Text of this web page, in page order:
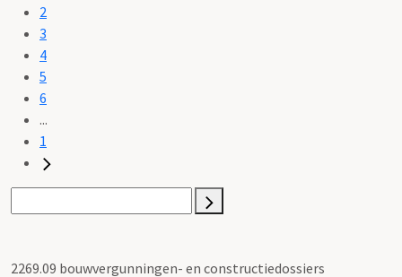
2
3
4
5
6
...
1
2269.09 bouwvergunningen- en constructiedossiers